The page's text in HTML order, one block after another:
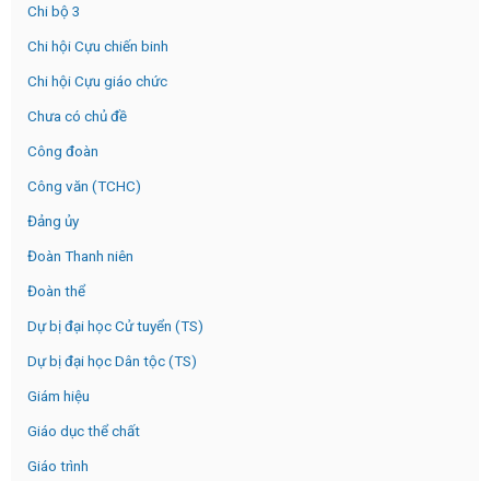
Chi bộ 3
Chi hội Cựu chiến binh
Chi hội Cựu giáo chức
Chưa có chủ đề
Công đoàn
Công văn (TCHC)
Đảng ủy
Đoàn Thanh niên
Đoàn thể
Dự bị đại học Cử tuyển (TS)
Dự bị đại học Dân tộc (TS)
Giám hiệu
Giáo dục thể chất
Giáo trình